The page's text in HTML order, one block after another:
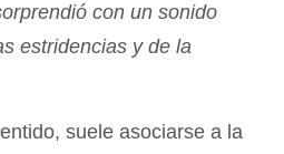
con un sonido
estridencias y de la
suele asociarse a la